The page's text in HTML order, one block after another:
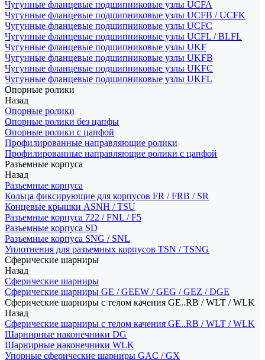
Чугунные фланцевые подшипниковые узлы UCFA
Чугунные фланцевые подшипниковые узлы UCFB / UCFK
Чугунные фланцевые подшипниковые узлы UCFC
Чугунные фланцевые подшипниковые узлы UCFL / BLFL
Чугунные фланцевые подшипниковые узлы UKF
Чугунные фланцевые подшипниковые узлы UKFB
Чугунные фланцевые подшипниковые узлы UKFC
Чугунные фланцевые подшипниковые узлы UKFL
Опорные ролики
Назад
Опорные ролики
Опорные ролики без цапфы
Опорные ролики с цапфой
Профилированные направляющие ролики
Профилированные направляющие ролики с цапфой
Разъемные корпуса
Назад
Разъемные корпуса
Кольца фиксирующие для корпусов FR / FRB / SR
Концевые крышки ASNH / TSU
Разъемные корпуса 722 / FNL / F5
Разъемные корпуса SD
Разъемные корпуса SNG / SNL
Уплотнения для разъемных корпусов TSN / TSNG
Сферические шарниры
Назад
Сферические шарниры
Сферические шарниры GE / GEEW / GEG / GEZ / DGE
Сферические шарниры с телом качения GE..RB / WLT / WLK
Назад
Сферические шарниры с телом качения GE..RB / WLT / WLK
Шарнирные наконечники DG
Шарнирные наконечники WLK
Упорные сферические шарниры GAC / GX